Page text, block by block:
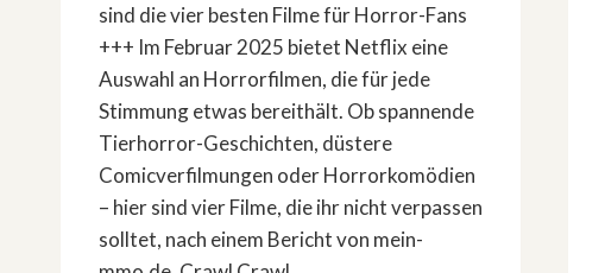
sind die vier besten Filme für Horror-Fans
+++ Im Februar 2025 bietet Netflix eine
Auswahl an Horrorfilmen, die für jede
Stimmung etwas bereithält. Ob spannende
Tierhorror-Geschichten, düstere
Comicverfilmungen oder Horrorkomödien
– hier sind vier Filme, die ihr nicht verpassen
solltet, nach einem Bericht von mein-